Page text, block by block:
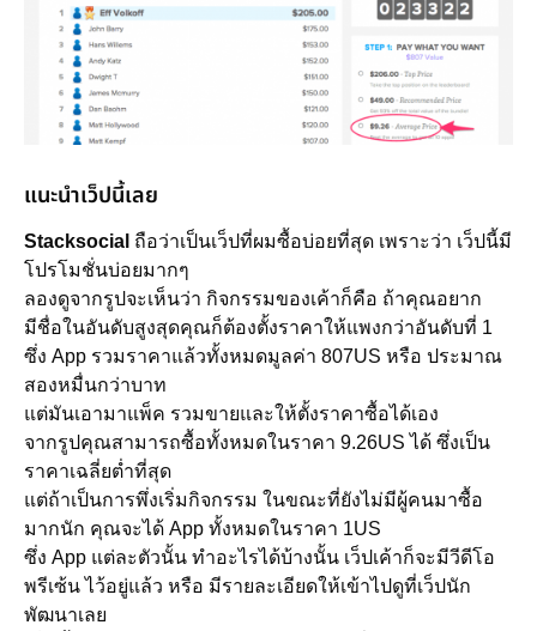
แนะนำเว็ปนี้เลย
Stacksocial ถือว่าเป็นเว็ปที่ผมซื้อบ่อยที่สุด เพราะว่า เว็ปนี้มี
โปรโมชั่นบ่อยมากๆ
ลองดูจากรูปจะเห็นว่า กิจกรรมของเค้าก็คือ ถ้าคุณอยาก
มีชื่อในอันดับสูงสุดคุณก็ต้องตั้งราคาให้แพงกว่าอันดับที่ 1
ซึ่ง App รวมราคาแล้วทั้งหมดมูลค่า 807US หรือ ประมาณ
สองหมื่นกว่าบาท
แต่มันเอามาแพ็ค รวมขายและให้ตั้งราคาซื้อได้เอง
จากรูปคุณสามารถซื้อทั้งหมดในราคา 9.26US ได้ ซึ่งเป็น
ราคาเฉลี่ยต่ำที่สุด
แต่ถ้าเป็นการพึ่งเริ่มกิจกรรม ในขณะที่ยังไม่มีผู้คนมาซื้อ
มากนัก คุณจะได้ App ทั้งหมดในราคา 1US
ซึ่ง App แต่ละตัวนั้น ทำอะไรได้บ้างนั้น เว็ปเค้าก็จะมีวีดีโอ
พรีเซ้น ไว้อยู่แล้ว หรือ มีรายละเอียดให้เข้าไปดูที่เว็ปนัก
พัฒนาเลย